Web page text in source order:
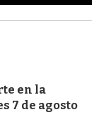
en la
7 de agosto